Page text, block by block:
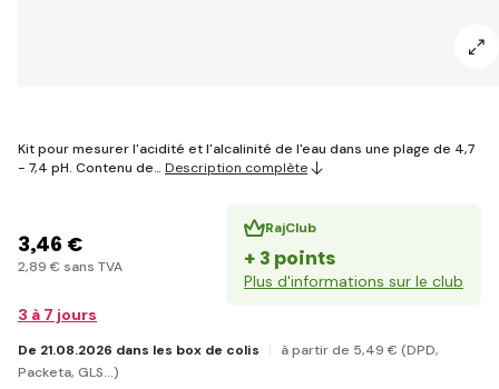
Kit pour mesurer l'acidité et l'alcalinité de l'eau dans une plage de 4,7
- 7,4 pH. Contenu de… Description complète
3,46 €
2,89 € sans TVA
RajClub
+ 3 points
Plus d'informations sur le club
3 à 7 jours
De 21.08.2026 dans les box de colis à partir de 5,49 € (DPD,
Packeta, GLS...)